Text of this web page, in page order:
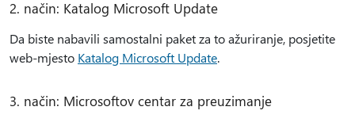
2. način: Katalog Microsoft Update
Da biste nabavili samostalni paket za to ažuriranje, posjetite
web-mjesto Katalog Microsoft Update.
3. način: Microsoftov centar za preuzimanje